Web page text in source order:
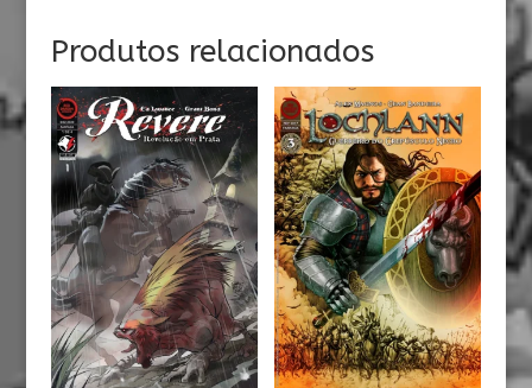
Produtos relacionados